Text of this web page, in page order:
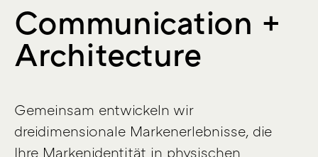
Communication +
Architecture
Gemeinsam entwickeln wir
dreidimensionale Markenerlebnisse, die
Ihre Markenidentität in physischen